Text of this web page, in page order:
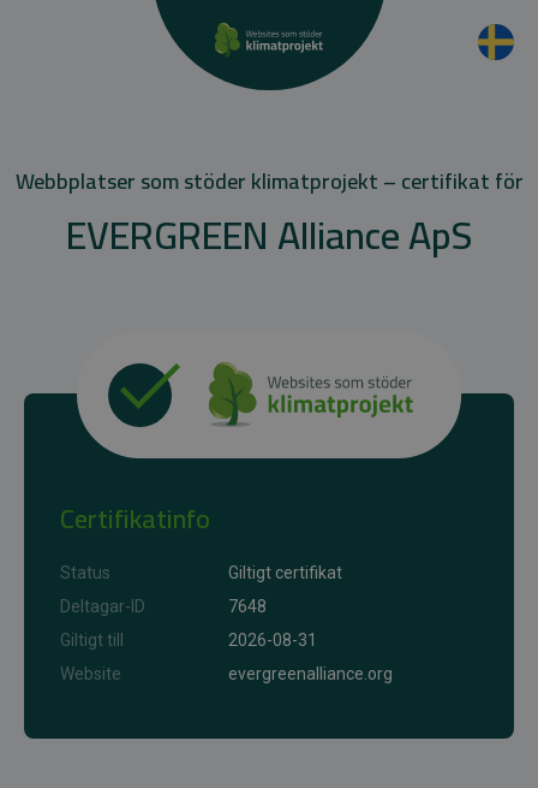
Webbplatser som stöder klimatprojekt – certifikat för
EVERGREEN Alliance ApS
Certifikatinfo
Status
Giltigt certifikat
Deltagar-ID
7648
Giltigt till
2026-08-31
Website
evergreenalliance.org